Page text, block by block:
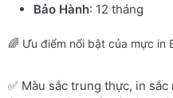
Bảo Hành: 12 tháng
🌈 Ưu điểm nổi bật của mực in
✅ Màu sắc trung thực, in